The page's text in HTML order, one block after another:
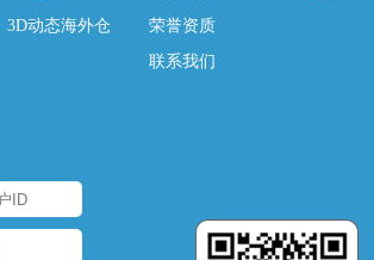
3D动态海外仓
荣誉资质
联系我们